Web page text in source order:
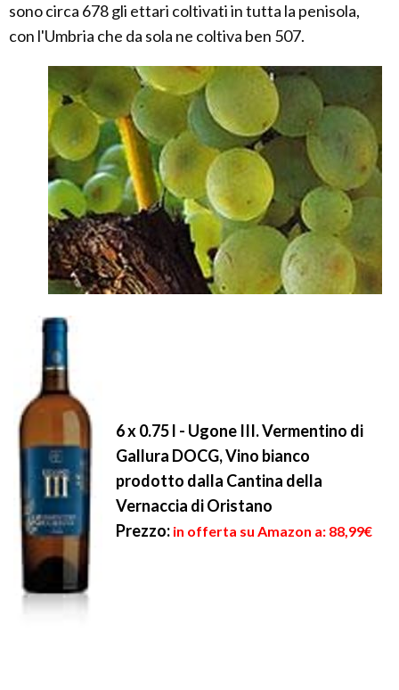
sono circa 678 gli ettari coltivati in tutta la penisola,
con l'Umbria che da sola ne coltiva ben 507.
6 x 0.75 l - Ugone III. Vermentino di
Gallura DOCG, Vino bianco
prodotto dalla Cantina della
Vernaccia di Oristano
Prezzo: in offerta su Amazon a: 88,99€